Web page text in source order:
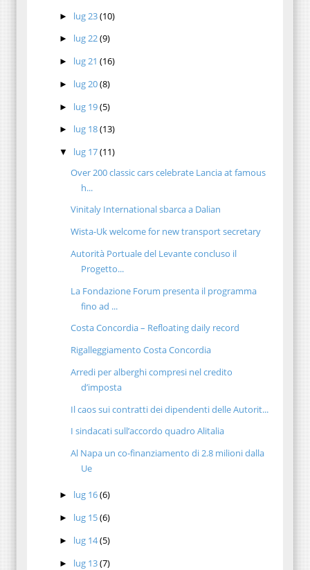
► lug 23(10)
► lug 22(9)
► lug 21(16)
► lug 20(8)
► lug 19(5)
► lug 18(13)
▼ lug 17(11)
Over 200 classic cars celebrate Lancia at famous
h...
Vinitaly International sbarca a Dalian
Wista-Uk welcome for new transport secretary
Autorità Portuale del Levante concluso il
Progetto...
La Fondazione Forum presenta il programma
fino ad ...
Costa Concordia – Refloating daily record
Rigalleggiamento Costa Concordia
Arredi per alberghi compresi nel credito
d’imposta
Il caos sui contratti dei dipendenti delle Autorit...
I sindacati sull’accordo quadro Alitalia
Al Napa un co-finanziamento di 2.8 milioni dalla
Ue
► lug 16(6)
► lug 15(6)
► lug 14(5)
► lug 13(7)